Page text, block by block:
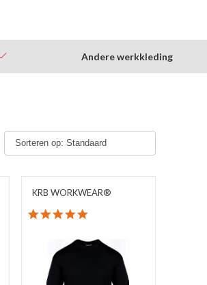
Andere werkkleding
Sorteren op: Standaard
KRB WORKWEAR®
5.0 star rating